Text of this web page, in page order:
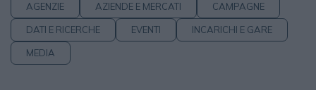
AGENZIE AZIENDE E MERCATI CAMPAGNE
DATI E RICERCHE EVENTI INCARICHI E GARE
MEDIA